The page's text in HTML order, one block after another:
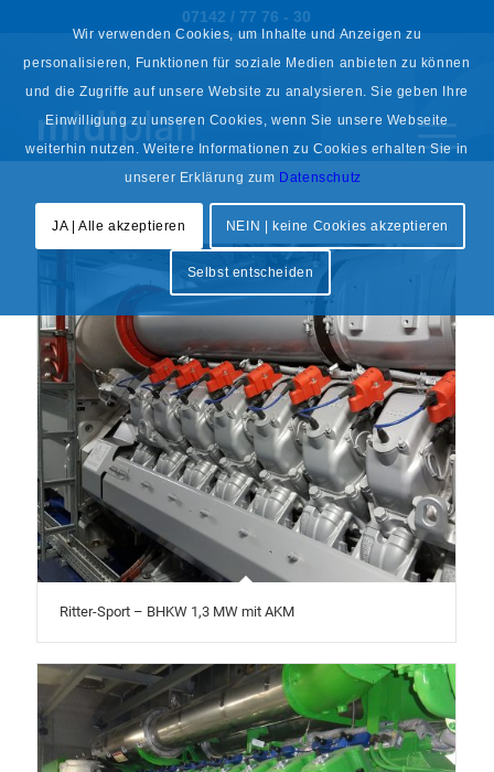
07142 / 77 76 - 30
Ritter-Sport – BHKW 1,3 MW mit AKM
Wir verwenden Cookies, um Inhalte und Anzeigen zu
personalisieren, Funktionen für soziale Medien anbieten zu können
und die Zugriffe auf unsere Website zu analysieren. Sie geben Ihre
Einwilligung zu unseren Cookies, wenn Sie unsere Webseite
weiterhin nutzen. Weitere Informationen zu Cookies erhalten Sie in
unserer Erklärung zum Datenschutz
JA | Alle akzeptieren NEIN | keine Cookies akzeptieren
Selbst entscheiden